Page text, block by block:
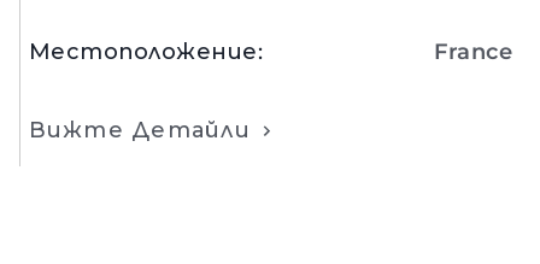
Местоположение: France
Вижте Детайли